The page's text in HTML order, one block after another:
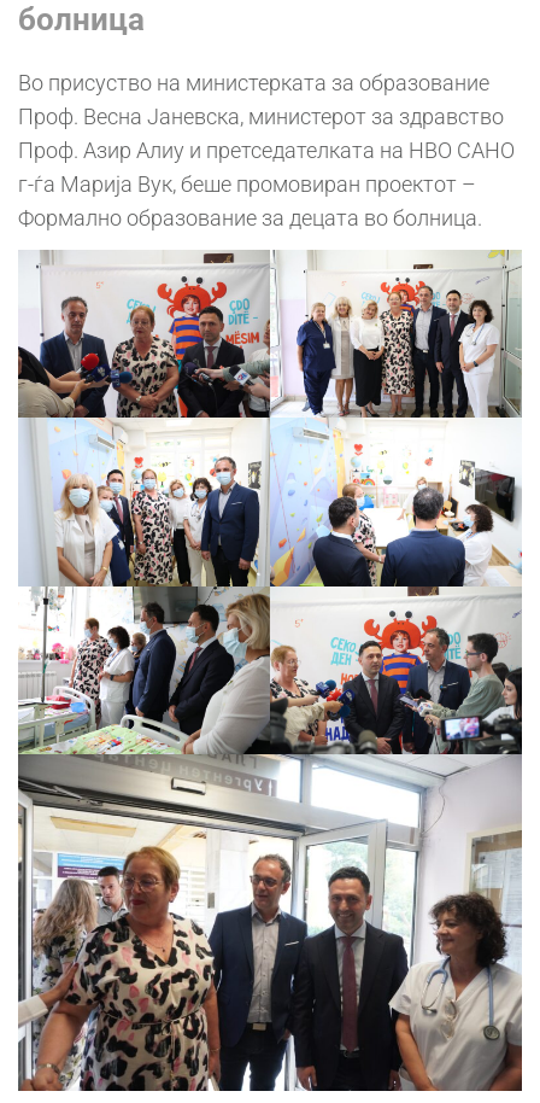
болница
Во присуство на министерката за образование
Проф. Весна Јаневска, министерот за здравство
Проф. Азир Алиу и претседателката на НВО САНО
г-ѓа Марија Вук, беше промовиран проектот –
Формално образование за децата во болница.